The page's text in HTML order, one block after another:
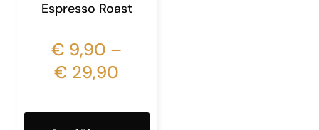
Espresso Roast
€ 9,90 –
€ 29,90